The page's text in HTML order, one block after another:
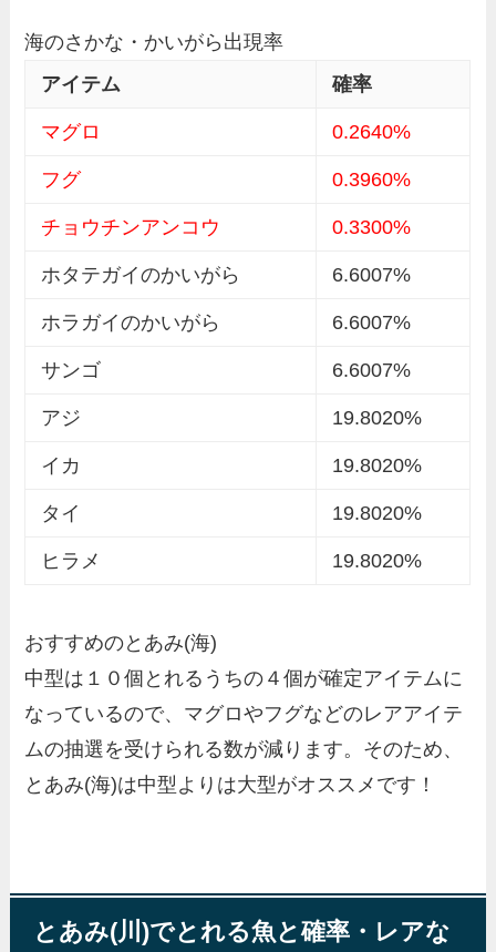
海のさかな・かいがら出現率
アイテム
確率
マグロ 0.2640%
フグ 0.3960%
チョウチンアンコウ 0.3300%
ホタテガイのかいがら 6.6007%
ホラガイのかいがら 6.6007%
サンゴ 6.6007%
アジ 19.8020%
イカ 19.8020%
タイ 19.8020%
ヒラメ 19.8020%
おすすめのとあみ(海)
中型は１０個とれるうちの４個が確定アイテムに
なっているので、マグロやフグなどのレアアイテ
ムの抽選を受けられる数が減ります。そのため、
とあみ(海)は中型よりは大型がオススメです！
とあみ(川)でとれる魚と確率・レアな